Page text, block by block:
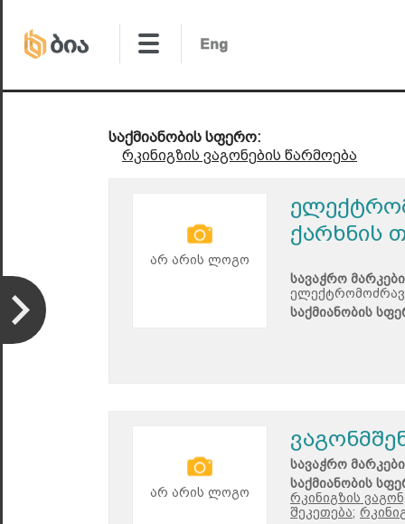
საქმიანობის სფერო:
რკინიგზის ვაგონების წარმოება
არ არის ლოგო
ქარხნის
სავაჭრო
საქმიანობის
არ არის ლოგო
სავაჭრო
საქმიანობის
რკინიგზის
შეკეთება;